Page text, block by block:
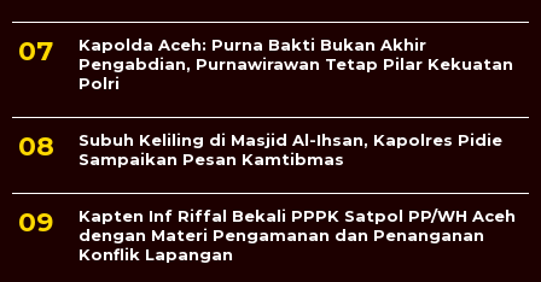
Kapolda Aceh: Purna Bakti Bukan Akhir
Pengabdian, Purnawirawan Tetap Pilar Kekuatan
Polri
Subuh Keliling di Masjid Al-Ihsan, Kapolres Pidie
Sampaikan Pesan Kamtibmas
Kapten Inf Riffal Bekali PPPK Satpol PP/WH Aceh
dengan Materi Pengamanan dan Penanganan
Konflik Lapangan